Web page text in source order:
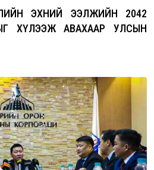
ЭХНИЙ ЭЭЛЖИЙН 2042
ХҮЛЭЭЖ АВАХААР УЛСЫН